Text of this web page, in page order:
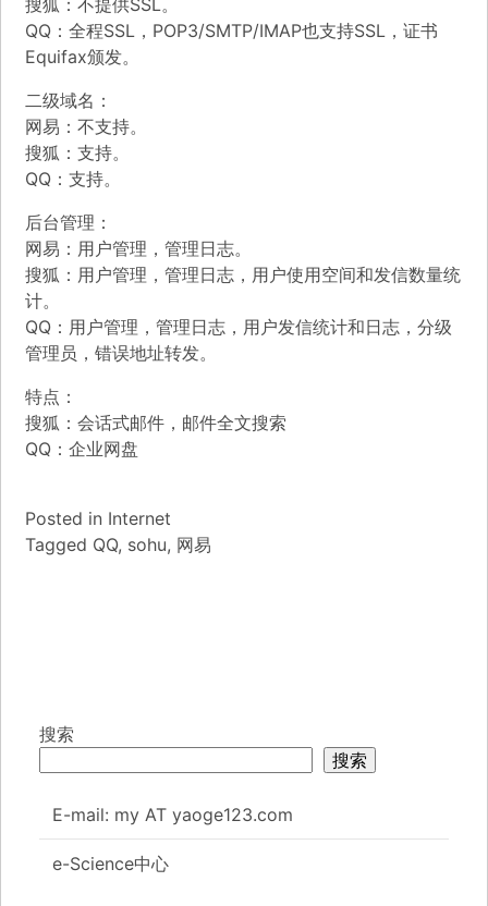
QQ：全程SSL，POP3/SMTP/IMAP也支持SSL，证书
Equifax颁发。
二级域名：
网易：不支持。
搜狐：支持。
QQ：支持。
后台管理：
网易：用户管理，管理日志。
搜狐：用户管理，管理日志，用户使用空间和发信数量统
计。
QQ：用户管理，管理日志，用户发信统计和日志，分级
管理员，错误地址转发。
特点：
搜狐：会话式邮件，邮件全文搜索
QQ：企业网盘
Posted in Internet
Tagged QQ, sohu, 网易
搜索
搜索
E-mail: my AT yaoge123.com
e-Science中心